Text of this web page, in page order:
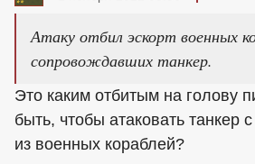
Атаку отбил эскорт военных
сопровождавших танкер.
Это каким отбитым на голову
быть, чтобы атаковать танкер
из военных кораблей?